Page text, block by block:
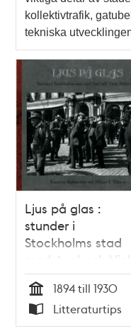
kollektivtrafik,
tekniska
Ljus på glas :
stunder i
Stockholms stad
med Axel och
Malmström /
Katarina
Malmström och
Mikael K. Nilsson
Tid
1894 till 1930
Typ
Litteraturtips